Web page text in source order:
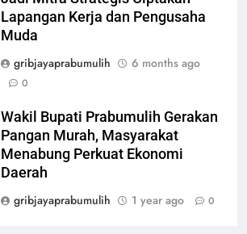
Lapangan Kerja dan Pengusaha
Muda
gribjayaprabumulih
6 months ago
0
Wakil Bupati Prabumulih Gerakan
Pangan Murah, Masyarakat
Menabung Perkuat Ekonomi
Daerah
gribjayaprabumulih
1 year ago 0